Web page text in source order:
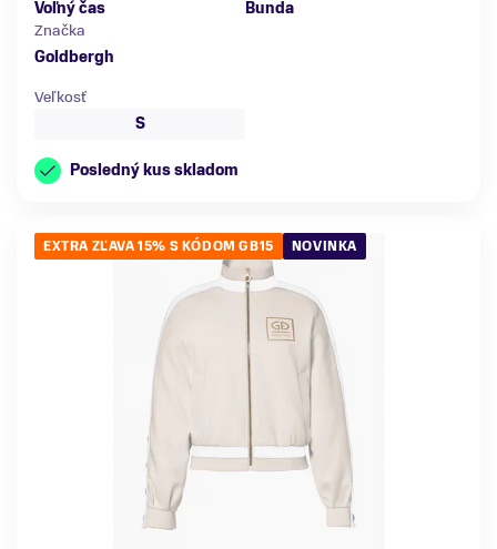
Voľný čas
Bunda
Značka
Goldbergh
Veľkosť
S
Posledný kus skladom
EXTRA ZĽAVA 15% S KÓDOM GB15 NOVINKA